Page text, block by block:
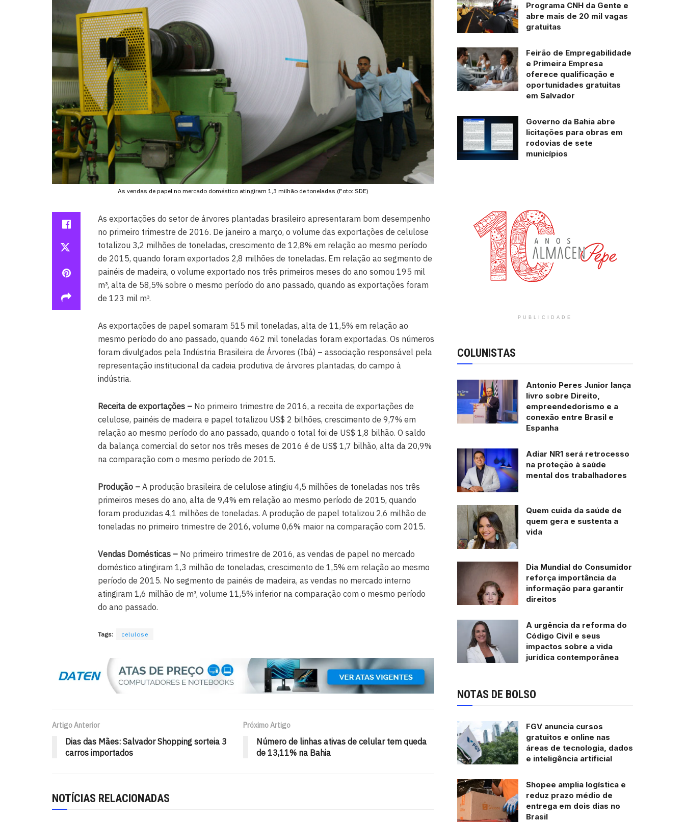
As vendas de papel no mercado doméstico atingiram 1,3 milhão de toneladas (Foto: SDE)
As exportações do setor de árvores plantadas brasileiro apresentaram bom desempenho
no primeiro trimestre de 2016. De janeiro a março, o volume das exportações de celulose
totalizou 3,2 milhões de toneladas, crescimento de 12,8% em relação ao mesmo período
de 2015, quando foram exportados 2,8 milhões de toneladas. Em relação ao segmento de
painéis de madeira, o volume exportado nos três primeiros meses do ano somou 195 mil
m³, alta de 58,5% sobre o mesmo período do ano passado, quando as exportações foram
de 123 mil m³.
As exportações de papel somaram 515 mil toneladas, alta de 11,5% em relação ao
mesmo período do ano passado, quando 462 mil toneladas foram exportadas. Os números
foram divulgados pela Indústria Brasileira de Árvores (Ibá) – associação responsável pela
representação institucional da cadeia produtiva de árvores plantadas, do campo à
indústria.
Receita de exportações – No primeiro trimestre de 2016, a receita de exportações de
celulose, painéis de madeira e papel totalizou US$ 2 bilhões, crescimento de 9,7% em
relação ao mesmo período do ano passado, quando o total foi de US$ 1,8 bilhão. O saldo
da balança comercial do setor nos três meses de 2016 é de US$ 1,7 bilhão, alta da 20,9%
na comparação com o mesmo período de 2015.
Produção – A produção brasileira de celulose atingiu 4,5 milhões de toneladas nos três
primeiros meses do ano, alta de 9,4% em relação ao mesmo período de 2015, quando
foram produzidas 4,1 milhões de toneladas. A produção de papel totalizou 2,6 milhão de
toneladas no primeiro trimestre de 2016, volume 0,6% maior na comparação com 2015.
Vendas Domésticas – No primeiro trimestre de 2016, as vendas de papel no mercado
doméstico atingiram 1,3 milhão de toneladas, crescimento de 1,5% em relação ao mesmo
período de 2015. No segmento de painéis de madeira, as vendas no mercado interno
atingiram 1,6 milhão de m³, volume 11,5% inferior na comparação com o mesmo período
do ano passado.
Tags: celulose
Artigo Anterior
Dias das Mães: Salvador Shopping sorteia 3
carros importados
Próximo Artigo
Número de linhas ativas de celular tem queda
de 13,11% na Bahia
NOTÍCIAS RELACIONADAS
Programa CNH da Gente e
abre mais de 20 mil vagas
gratuitas
Feirão de Empregabilidade
e Primeira Empresa
oferece qualificação e
oportunidades gratuitas
em Salvador
Governo da Bahia abre
licitações para obras em
rodovias de sete
municípios
PUBLICIDADE
COLUNISTAS
Antonio Peres Junior lança
livro sobre Direito,
empreendedorismo e a
conexão entre Brasil e
Espanha
Adiar NR1 será retrocesso
na proteção à saúde
mental dos trabalhadores
Quem cuida da saúde de
quem gera e sustenta a
vida
Dia Mundial do Consumidor
reforça importância da
informação para garantir
direitos
A urgência da reforma do
Código Civil e seus
impactos sobre a vida
jurídica contemporânea
NOTAS DE BOLSO
FGV anuncia cursos
gratuitos e online nas
áreas de tecnologia, dados
e inteligência artificial
Shopee amplia logística e
reduz prazo médio de
entrega em dois dias no
Brasil